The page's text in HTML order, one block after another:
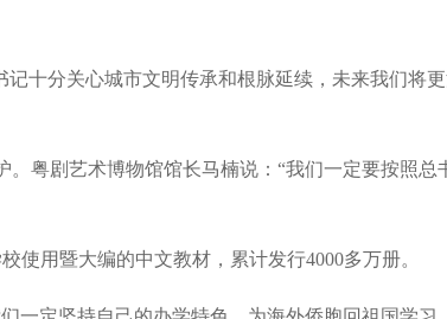
十分关心城市文明传承和根脉延续，未来我们将
剧艺术博物馆馆长马楠说：“我们一定要按照总
用暨大编的中文教材，累计发行4000多万册。